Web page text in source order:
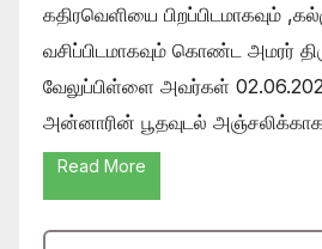
கதிரவெளியை பிறப்பிடமாகவும்
வசிப்பிடமாகவும் கொண்ட அமரர்
வேலுப்பிள்ளை அவர்கள்
அன்னாரின் பூதவுடல்
Read More